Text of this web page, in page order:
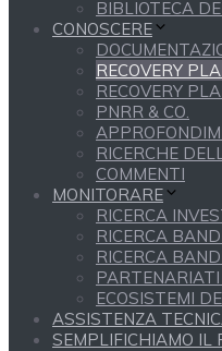
BIBLIOTECA
CONOSCERE
RECOVERY
RECOVERY
PNRR & CO.
RICERCHE
COMMENTI
MONITORARE
RICERCA
RICERCA
RICERCA
ECOSISTEMI
ASSISTENZA
SEMPLIFICHIAMO IL